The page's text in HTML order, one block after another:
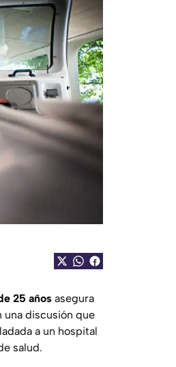
25 años asegura
una discusión que
a un hospital
salud.